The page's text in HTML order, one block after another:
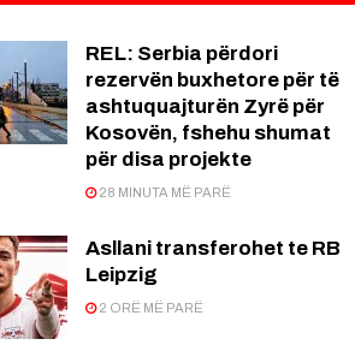
REL: Serbia përdori
rezervën buxhetore për të
ashtuquajturën Zyrë për
Kosovën, fshehu shumat
për disa projekte
28 MINUTA MË PARË
Asllani transferohet te RB
Leipzig
2 ORË MË PARË